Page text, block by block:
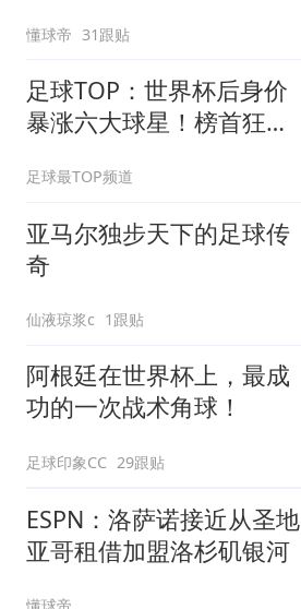
懂球帝 31跟贴
足球TOP：世界杯后身价
暴涨六大球星！榜首狂涨
足球最TOP频道
亚马尔独步天下的足球传
奇
仙液琼浆c 1跟贴
阿根廷在世界杯上，最成
功的一次战术角球！
足球印象CC 29跟贴
ESPN：洛萨诺接近从圣地
亚哥租借加盟洛杉矶银河